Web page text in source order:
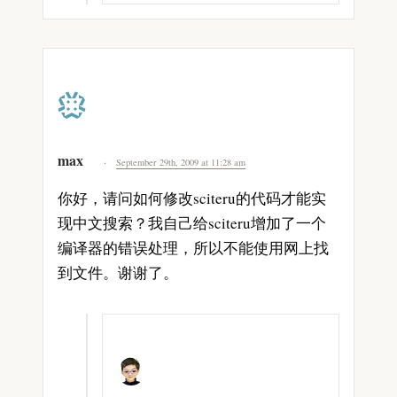
max September 29th, 2009 at 11:28 am
你好，请问如何修改sciteru的代码才能实
现中文搜索？我自己给sciteru增加了一个
编译器的错误处理，所以不能使用网上找
到文件。谢谢了。